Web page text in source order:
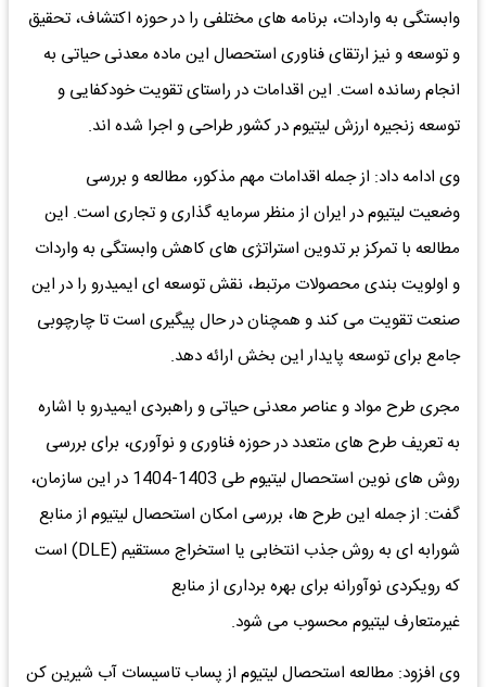
وابستگی به واردات، برنامه های مختلفی را در حوزه اکتشاف، تحقیق
و توسعه و نیز ارتقای فناوری استحصال این ماده معدنی حیاتی به
انجام رسانده است. این اقدامات در راستای تقویت خودکفایی و
توسعه زنجیره ارزش لیتیوم در کشور طراحی و اجرا شده اند.
وی ادامه داد: از جمله اقدامات مهم مذکور، مطالعه و بررسی
وضعیت لیتیوم در ایران از منظر سرمایه گذاری و تجاری است. این
مطالعه با تمرکز بر تدوین استراتژی های کاهش وابستگی به واردات
و اولویت بندی محصولات مرتبط، نقش توسعه ای ایمیدرو را در این
صنعت تقویت می کند و همچنان در حال پیگیری است تا چارچوبی
جامع برای توسعه پایدار این بخش ارائه دهد.
مجری طرح مواد و عناصر معدنی حیاتی و راهبردی ایمیدرو با اشاره
به تعریف طرح های متعدد در حوزه فناوری و نوآوری، برای بررسی
روش های نوین استحصال لیتیوم طی 1403-1404 در این سازمان،
گفت: از جمله این طرح ها، بررسی امکان استحصال لیتیوم از منابع
شورابه ای به روش جذب انتخابی یا استخراج مستقیم (DLE) است
که رویکردی نوآورانه برای بهره برداری از منابع
غیرمتعارف لیتیوم محسوب می شود.
وی افزود: مطالعه استحصال لیتیوم از پساب تاسیسات آب شیرین کن